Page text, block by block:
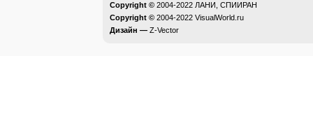
Copyright © 2004-2022 ЛАНИ, СПИИРАН
Copyright © 2004-2022 VisualWorld.ru
Дизайн — Z-Vector